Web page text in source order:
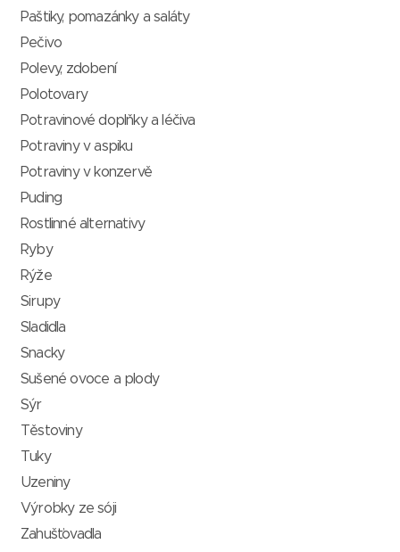
Paštiky, pomazánky a saláty
Pečivo
Polevy, zdobení
Polotovary
Potravinové doplňky a léčiva
Potraviny v aspiku
Potraviny v konzervě
Puding
Rostlinné alternativy
Ryby
Rýže
Sirupy
Sladidla
Snacky
Sušené ovoce a plody
Sýr
Těstoviny
Tuky
Uzeniny
Výrobky ze sóji
Zahušťovadla